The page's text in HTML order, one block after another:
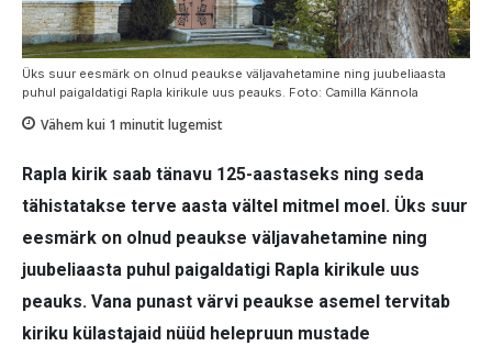
Üks suur eesmärk on olnud peaukse väljavahetamine ning juubeliaasta
puhul paigaldatigi Rapla kirikule uus peauks. Foto: Camilla Kännola
Vähem kui 1 minutit lugemist
Rapla kirik saab tänavu 125-aastaseks ning seda
tähistatakse terve aasta vältel mitmel moel. Üks suur
eesmärk on olnud peaukse väljavahetamine ning
juubeliaasta puhul paigaldatigi Rapla kirikule uus
peauks. Vana punast värvi peaukse asemel tervitab
kiriku külastajaid nüüd helepruun mustade